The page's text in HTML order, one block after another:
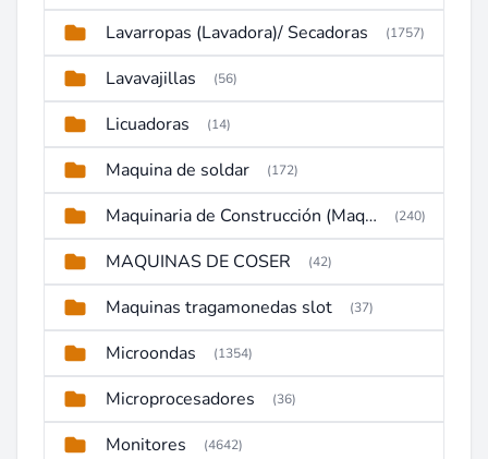
Lavarropas (Lavadora)/ Secadoras (1757)
Lavavajillas (56)
Licuadoras (14)
Maquina de soldar (172)
Maquinaria de Construcción (Maquinaria Pesada) (240)
MAQUINAS DE COSER (42)
Maquinas tragamonedas slot (37)
Microondas (1354)
Microprocesadores (36)
Monitores (4642)